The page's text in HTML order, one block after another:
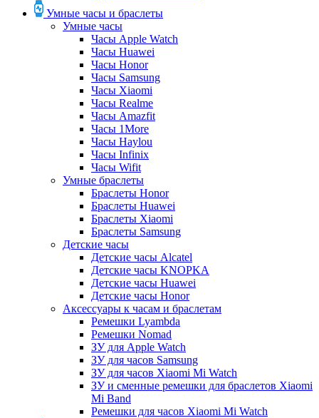
Умные часы и браслеты
Умные часы
Часы Apple Watch
Часы Huawei
Часы Honor
Часы Samsung
Часы Xiaomi
Часы Realme
Часы Amazfit
Часы 1More
Часы Haylou
Часы Infinix
Часы Wifit
Умные браслеты
Браслеты Honor
Браслеты Huawei
Браслеты Xiaomi
Браслеты Samsung
Детские часы
Детские часы Alcatel
Детские часы KNOPKA
Детские часы Huawei
Детские часы Honor
Аксессуары к часам и браслетам
Ремешки Lyambda
Ремешки Nomad
ЗУ для Apple Watch
ЗУ для часов Samsung
ЗУ для часов Xiaomi Mi Watch
ЗУ и сменные ремешки для браслетов Xiaomi
Mi Band
Ремешки для часов Xiaomi Mi Watch